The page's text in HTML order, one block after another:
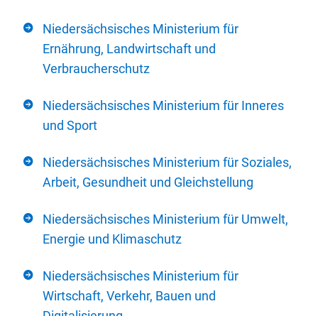
Niedersächsisches Ministerium für
Ernährung, Landwirtschaft und
Verbraucherschutz
Niedersächsisches Ministerium für Inneres
und Sport
Niedersächsisches Ministerium für Soziales,
Arbeit, Gesundheit und Gleichstellung
Niedersächsisches Ministerium für Umwelt,
Energie und Klimaschutz
Niedersächsisches Ministerium für
Wirtschaft, Verkehr, Bauen und